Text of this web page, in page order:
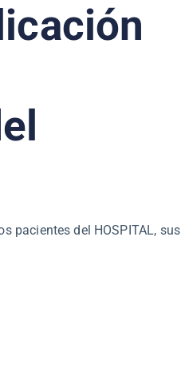
pacientes del HOSPITAL, sus